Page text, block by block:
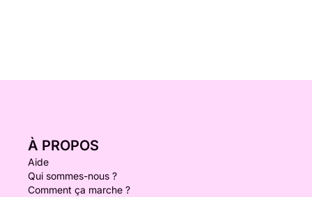
À PROPOS
Aide
Qui sommes-nous ?
Comment ça marche ?